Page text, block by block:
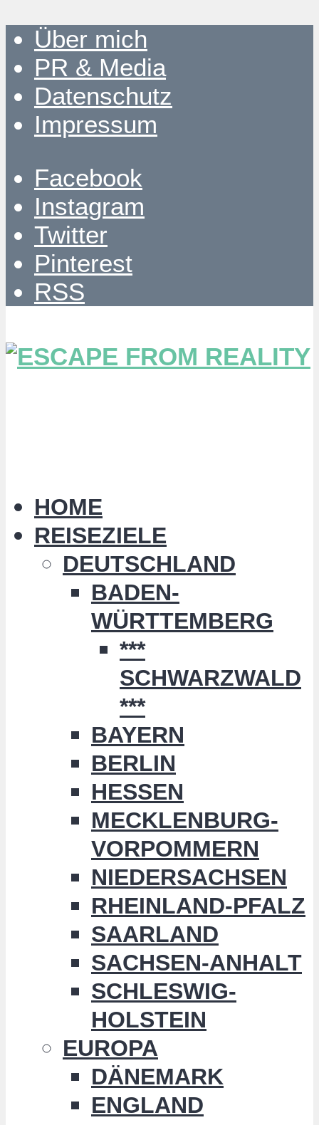
Über mich
PR & Media
Datenschutz
Impressum
Facebook
Instagram
Twitter
Pinterest
RSS
HOME
REISEZIELE
DEUTSCHLAND
BADEN-
WÜRTTEMBERG
***
SCHWARZWALD
***
BAYERN
BERLIN
HESSEN
MECKLENBURG-
VORPOMMERN
NIEDERSACHSEN
RHEINLAND-PFALZ
SAARLAND
SACHSEN-ANHALT
SCHLESWIG-
HOLSTEIN
EUROPA
DÄNEMARK
ENGLAND